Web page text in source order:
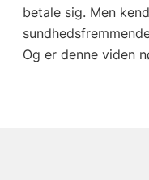
betale sig. Men
Og er denne viden